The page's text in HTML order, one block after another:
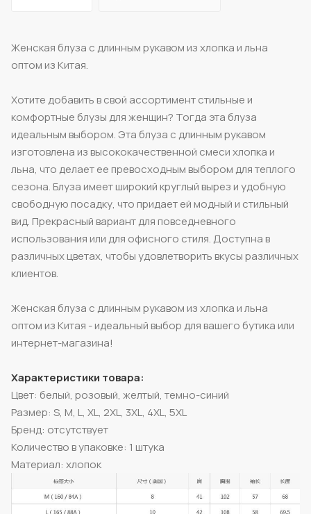
Женская блуза с длинным рукавом из хлопка и льна
оптом из Китая.
Хотите добавить в свой ассортимент стильные и
комфортные блузы для женщин? Тогда эта блуза
идеальным выбором. Эта блуза с длинным рукавом
изготовлена из высококачественной смеси хлопка и
льна, что делает ее превосходным выбором для теплого
сезона. Блуза имеет широкий круглый вырез и удобную
свободную посадку, что придает ей модный и стильный
вид. Прекрасный вариант для повседневного
использования или для офисного стиля. Доступна в
различных цветах, чтобы удовлетворить вкусы различных
клиентов.
Женская блуза с длинным рукавом из хлопка и льна
оптом из Китая - идеальный выбор для вашего бутика или
интернет-магазина!
Характеристики товара:
Цвет: белый, розовый, желтый, темно-синий
Размер: S, M, L, XL, 2XL, 3XL, 4XL, 5XL
Бренд: отсутствует
Количество в упаковке: 1 штука
Материал: хлопок